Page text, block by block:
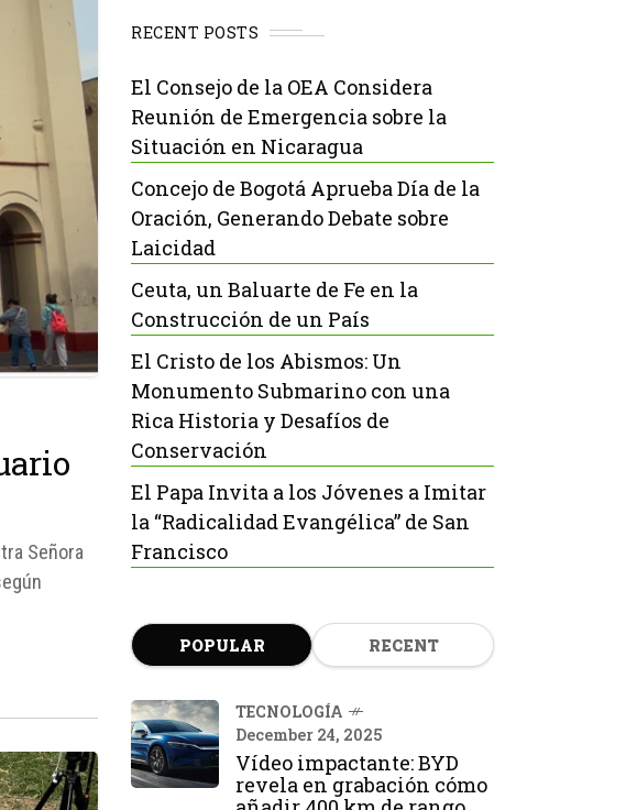
Señora
RECENT POSTS
El Consejo de la OEA Considera
Reunión de Emergencia sobre la
Situación en Nicaragua
Concejo de Bogotá Aprueba Día de la
Oración, Generando Debate sobre
Laicidad
Ceuta, un Baluarte de Fe en la
Construcción de un País
El Cristo de los Abismos: Un
Monumento Submarino con una
Rica Historia y Desafíos de
Conservación
El Papa Invita a los Jóvenes a Imitar
la “Radicalidad Evangélica” de San
Francisco
POPULAR RECENT
TECNOLOGÍA
December 24, 2025
Vídeo impactante: BYD
revela en grabación cómo